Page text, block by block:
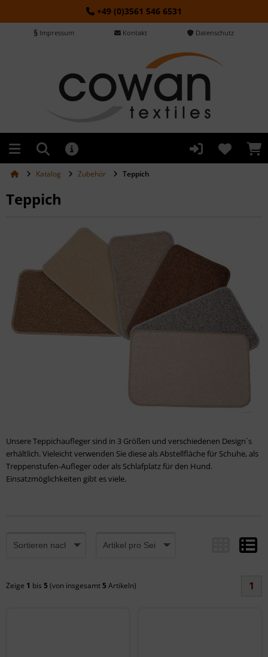
+49 (0)3561 546 6531
Impressum Kontakt Datenschutz
Katalog Zubehör Teppich
Teppich
Unsere Teppichaufleger sind in 3 Größen und verschiedenen Design`s
erhältlich. Vieleicht verwenden Sie diese als Abstellfläche für Schuhe, als
Treppenstufen-Aufleger oder als Schlafplatz für den Hund.
Einsatzmöglichkeiten gibt es viele.
Zeige 1 bis 5 (von insgesamt5 Artikeln) 1